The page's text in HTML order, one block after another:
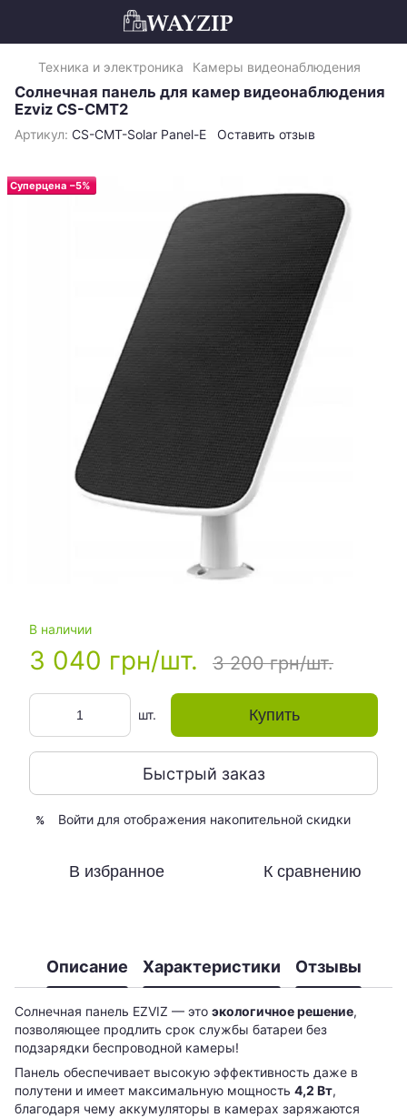
Техника и электроника Камеры видеонаблюдения
Солнечная панель для камер видеонаблюдения
Ezviz CS-CMT2
Артикул: CS-CMT-Solar Panel-E Оставить отзыв
Суперцена −5%
В наличии
3 040 грн/шт. 3 200 грн/шт.
шт. Купить
Быстрый заказ
% Войти для отображения накопительной скидки
В избранное К сравнению
Описание Характеристики Отзывы
Солнечная панель EZVIZ — это экологичное решение,
позволяющее продлить срок службы батареи без
подзарядки беспроводной камеры!
Панель обеспечивает высокую эффективность даже в
полутени и имеет максимальную мощность 4,2 Вт,
благодаря чему аккумуляторы в камерах заряжаются